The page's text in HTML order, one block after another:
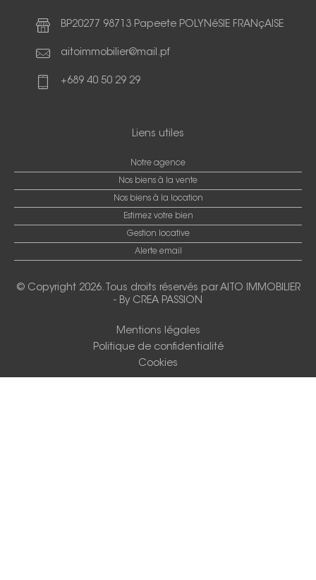
BP20277 98713 Papeete POLYNéSIE FRANçAISE
aitoimmobilier@mail.pf
+689 40 50 29 29
Liens utiles
Notre agence
Nos biens à la vente
Nos biens à la location
Estimez votre bien
Gestion locative
Alerte email
© Copyright 2026. Tous droits réservés parAITO IMMOBILIER
- By CREA PASSION
Mentions légales
Politique de confidentialité
Cookies